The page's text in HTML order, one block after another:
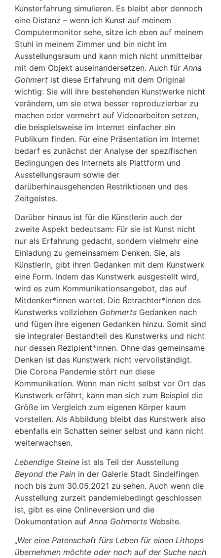
Kunsterfahrung simulieren. Es bleibt aber dennoch
eine Distanz – wenn ich Kunst auf meinem
Computermonitor sehe, sitze ich eben auf meinem
Stuhl in meinem Zimmer und bin nicht im
Ausstellungsraum und kann mich nicht unmittelbar
mit dem Objekt auseinandersetzen. Auch für Anna
Gohmert ist diese Erfahrung mit dem Original
wichtig: Sie will ihre bestehenden Kunstwerke nicht
verändern, um sie etwa besser reproduzierbar zu
machen oder vermehrt auf Videoarbeiten setzen,
die beispielsweise im Internet einfacher ein
Publikum finden. Für eine Präsentation im Internet
bedarf es zunächst der Analyse der spezifischen
Bedingungen des Internets als Plattform und
Ausstellungsraum sowie der
darüberhinausgehenden Restriktionen und des
Zeitgeistes.
Darüber hinaus ist für die Künstlerin auch der
zweite Aspekt bedeutsam: Für sie ist Kunst nicht
nur als Erfahrung gedacht, sondern vielmehr eine
Einladung zu gemeinsamem Denken. Sie, als
Künstlerin, gibt ihren Gedanken mit dem Kunstwerk
eine Form. Indem das Kunstwerk ausgestellt wird,
wird es zum Kommunikationsangebot, das auf
Mitdenker*innen wartet. Die Betrachter*innen des
Kunstwerks vollziehen Gohmerts Gedanken nach
und fügen ihre eigenen Gedanken hinzu. Somit sind
sie integraler Bestandteil des Kunstwerks und nicht
nur dessen Rezipient*innen. Ohne das gemeinsame
Denken ist das Kunstwerk nicht vervollständigt.
Die Corona Pandemie stört nun diese
Kommunikation. Wenn man nicht selbst vor Ort das
Kunstwerk erfährt, kann man sich zum Beispiel die
Größe im Vergleich zum eigenen Körper kaum
vorstellen. Als Abbildung bleibt das Kunstwerk also
ebenfalls ein Schatten seiner selbst und kann nicht
weiterwachsen.
Lebendige Steine ist als Teil der Ausstellung
Beyond the Pain in der Galerie Stadt Sindelfingen
noch bis zum 30.05.2021 zu sehen. Auch wenn die
Ausstellung zurzeit pandemiebedingt geschlossen
ist, gibt es eine Onlineversion und die
Dokumentation auf Anna Gohmerts Website.
„Wer eine Patenschaft fürs Leben für einen Lithops
übernehmen möchte oder noch auf der Suche nach